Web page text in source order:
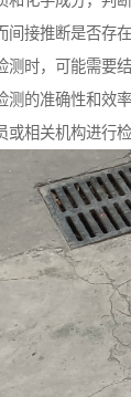
接推断是否存在
测时，可能需要
测的准确性和效
相关机构进行检